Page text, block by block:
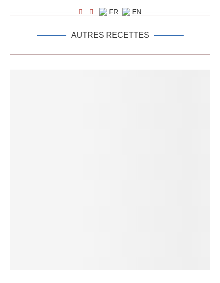
FR EN
AUTRES RECETTES